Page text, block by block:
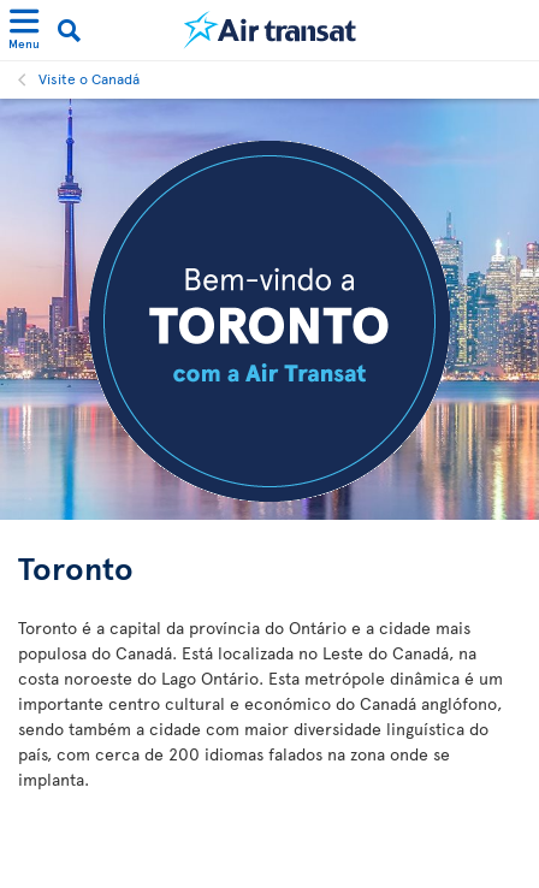
Menu
Visite o Canadá
Toronto
Toronto é a capital da província do Ontário e a cidade mais
populosa do Canadá. Está localizada no Leste do Canadá, na
costa noroeste do Lago Ontário. Esta metrópole dinâmica é um
importante centro cultural e económico do Canadá anglófono,
sendo também a cidade com maior diversidade linguística do
país, com cerca de 200 idiomas falados na zona onde se
implanta.